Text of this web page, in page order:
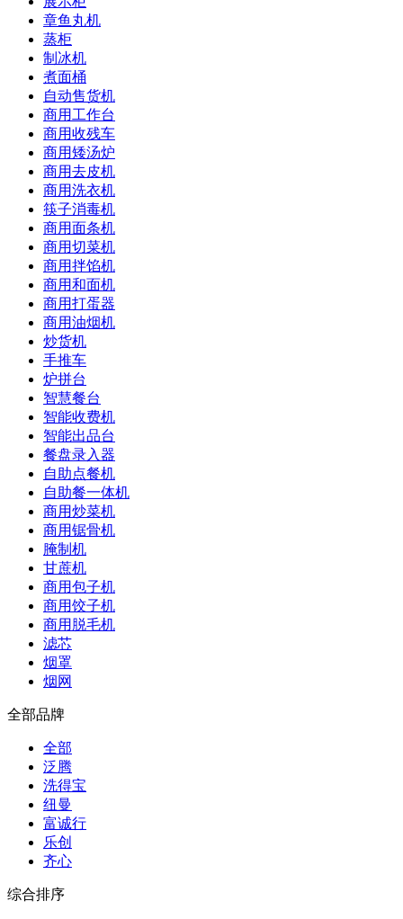
章鱼丸机
蒸柜
制冰机
煮面桶
自动售货机
商用工作台
商用收残车
商用矮汤炉
商用去皮机
商用洗衣机
筷子消毒机
商用面条机
商用切菜机
商用拌馅机
商用和面机
商用打蛋器
商用油烟机
炒货机
手推车
炉拼台
智慧餐台
智能收费机
智能出品台
餐盘录入器
自助点餐机
自助餐一体机
商用炒菜机
商用锯骨机
腌制机
甘蔗机
商用包子机
商用饺子机
商用脱毛机
滤芯
烟罩
烟网
全部品牌
全部
泛腾
洗得宝
纽曼
富诚行
乐创
齐心
综合排序